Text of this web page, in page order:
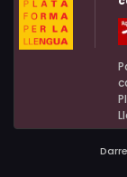
passen junts,
a les següents